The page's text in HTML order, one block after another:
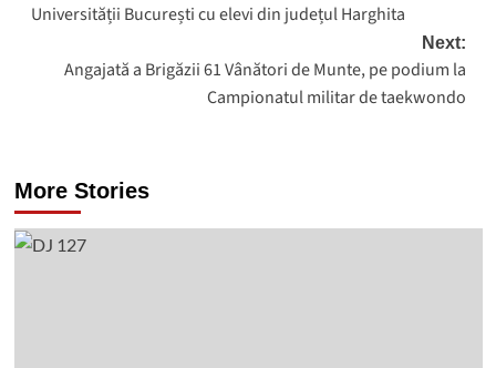
Universității București cu elevi din județul Harghita
Next:
Angajată a Brigăzii 61 Vânători de Munte, pe podium la
Campionatul militar de taekwondo
More Stories